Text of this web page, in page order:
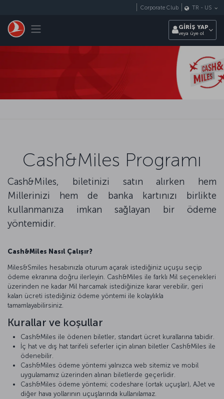
Toggle navigation
Corporate Club TR - US
GİRİŞ YAP
veya üye ol
Cash&Miles Programı
Cash&Miles, biletinizi satın alırken hem
Millerinizi hem de banka kartınızı birlikte
kullanmanıza imkan sağlayan bir ödeme
yöntemidir.
Cash&Miles Nasıl Çalışır?
Miles&Smiles hesabınızla oturum açarak istediğiniz uçuşu seçip
ödeme ekranına doğru ilerleyin. Cash&Miles ile farklı Mil seçenekleri
üzerinden ne kadar Mil harcamak istediğinize karar verebilir, geri
kalan ücreti istediğiniz ödeme yöntemi ile kolaylıkla
tamamlayabilirsiniz.
Kurallar ve koşullar
Cash&Miles ile ödenen biletler, standart ücret kurallarına tabidir.
İç hat ve dış hat tarifeli seferler için alınan biletler Cash&Miles ile
ödenebilir.
Cash&Miles ödeme yöntemi yalnızca web sitemiz ve mobil
uygulamamız üzerinden alınan biletlerde geçerlidir.
Cash&Miles ödeme yöntemi; codeshare (ortak uçuşlar), AJet ve
diğer hava yollarının uçuşlarında kullanılamaz.